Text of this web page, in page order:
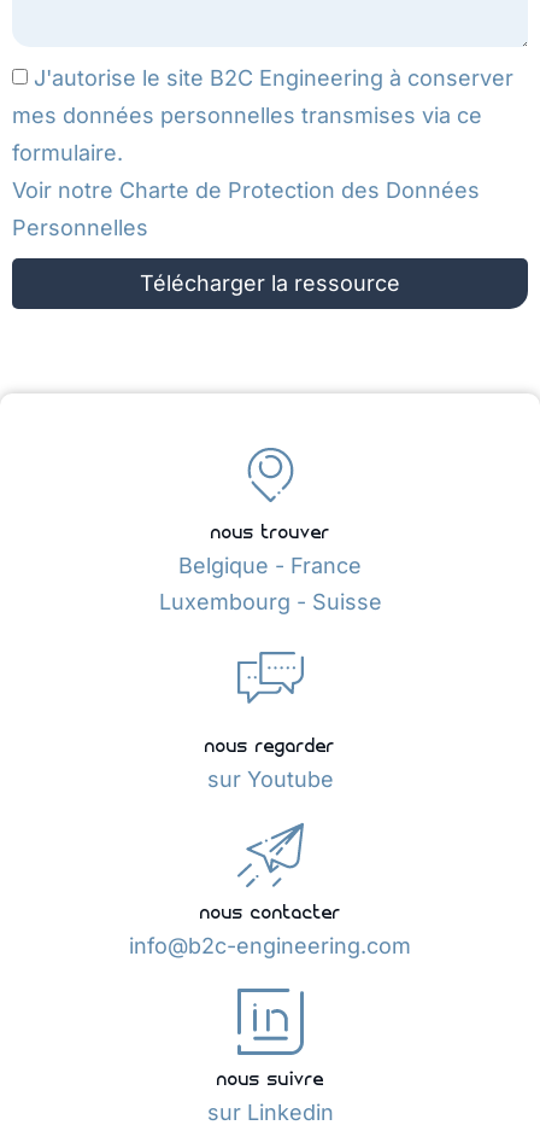
J'autorise le site B2C Engineering à conserver
mes données personnelles transmises via ce
formulaire.
Voir notre Charte de Protection des Données
Personnelles
Télécharger la ressource
nous trouver
Belgique - France
Luxembourg - Suisse
nous regarder
sur Youtube
nous contacter
info@b2c-engineering.com
nous suivre
sur Linkedin